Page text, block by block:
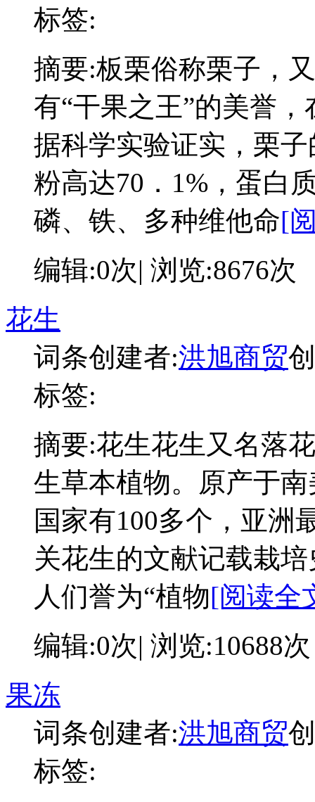
标签:
摘要:板栗俗称栗子，
有“干果之王”的美誉
据科学实验证实，栗
粉高达70．1%，蛋白
磷、铁、多种维他命[
编辑:0次| 浏览:8676次
花生
词条创建者:洪旭商贸
标签:
摘要:花生花生又名落
生草本植物。原产于
国家有100多个，亚洲
关花生的文献记载栽
人们誉为“植物[阅读全
编辑:0次| 浏览:10688次
果冻
词条创建者:洪旭商贸
标签: